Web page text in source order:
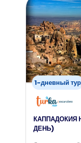
1-дневный тур
КАППАДОКИЯ
ДЕНЬ)